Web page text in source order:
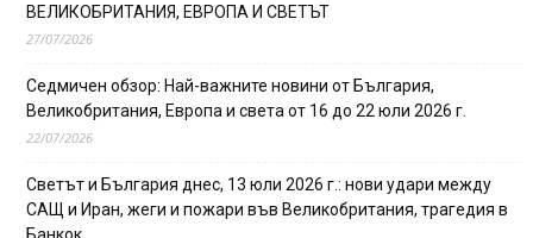
ВЕЛИКОБРИТАНИЯ, ЕВРОПА И СВЕТЪТ
27/07/2026
Седмичен обзор: Най-важните новини от България,
Великобритания, Европа и света от 16 до 22 юли 2026 г.
22/07/2026
Светът и България днес, 13 юли 2026 г.: нови удари между
САЩ и Иран, жеги и пожари във Великобритания, трагедия в
Банкок